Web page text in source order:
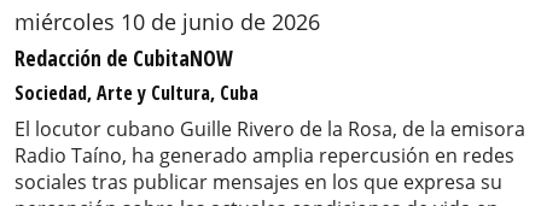
miércoles 10 de junio de 2026
Redacción de CubitaNOW
Sociedad, Arte y Cultura, Cuba
El locutor cubano Guille Rivero de la Rosa, de la emisora
Radio Taíno, ha generado amplia repercusión en redes
sociales tras publicar mensajes en los que expresa su